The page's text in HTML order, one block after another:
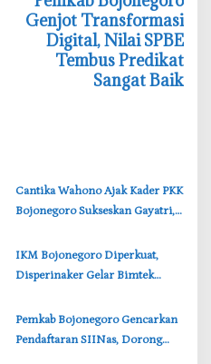
Genjot Transformasi
Digital, Nilai SPBE
Tembus Predikat
Sangat Baik
‎Cantika Wahono Ajak Kader PKK
Bojonegoro Sukseskan Gayatri,
Rokok
‎IKM Bojonegoro Diperkuat,
Disperinaker Gelar Bimtek
Pemkab Bojonegoro Gencarkan
Pendaftaran SIINas, Dorong